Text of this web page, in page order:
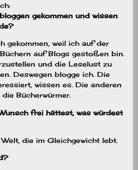
gekommen und wissen
gekommen, weil ich auf der
auf Blogs gestoßen bin.
und die Leselust zu
Deswegen blogge ich. Die
wissen es. Die anderen
Bücherwürmer.
frei hättest, was würdest
die im Gleichgewicht lebt.